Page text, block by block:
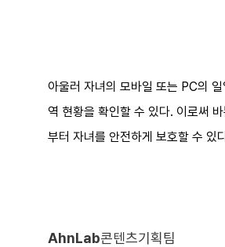
아울러 자녀의 모바일 또는 PC의
역 현황을 확인할 수 있다. 이로써
부터 자녀를 안전하게 보호할 수 있
AhnLab콘텐츠기획팀